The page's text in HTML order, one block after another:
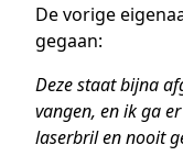
De vorige
gegaan:
Deze staat bijna
vangen, en ik ga
laserbril en nooit